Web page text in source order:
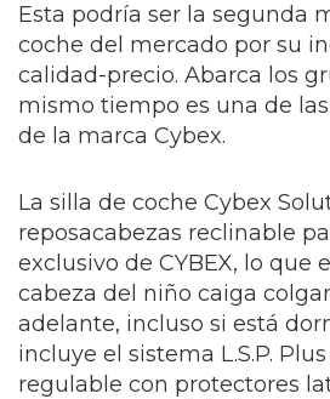
Esta podría ser la segunda
coche del mercado por su
calidad-precio. Abarca los
mismo tiempo es una de
de la marca Cybex.
La silla de coche Cybex
reposacabezas reclinable
exclusivo de CYBEX, lo que
cabeza del niño caiga
adelante, incluso si está
incluye el sistema L.S.P.
regulable con protectores